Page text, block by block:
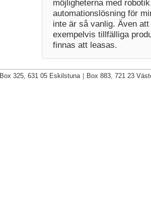
möjligheterna med
automationslösning för
inte är så vanlig. Även
exempelvis tillfälliga
finnas att leasas.
Box 325, 631 05 Eskilstuna Box 883, 721 23